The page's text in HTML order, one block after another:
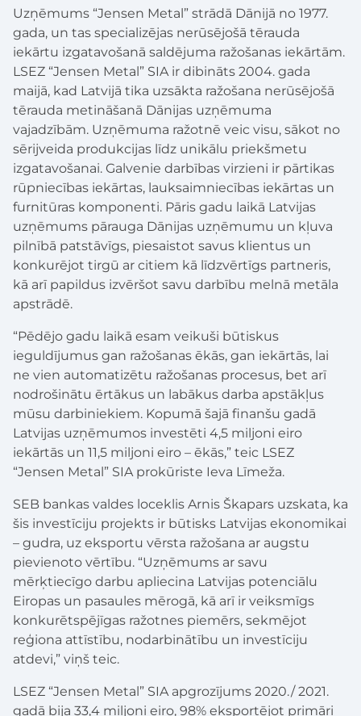
Uzņēmums “Jensen Metal” strādā Dānijā no 1977.
gada, un tas specializējas nerūsējošā tērauda
iekārtu izgatavošanā saldējuma ražošanas iekārtām.
LSEZ “Jensen Metal” SIA ir dibināts 2004. gada
maijā, kad Latvijā tika uzsākta ražošana nerūsējošā
tērauda metināšanā Dānijas uzņēmuma
vajadzībām. Uzņēmuma ražotnē veic visu, sākot no
sērijveida produkcijas līdz unikālu priekšmetu
izgatavošanai. Galvenie darbības virzieni ir pārtikas
rūpniecības iekārtas, lauksaimniecības iekārtas un
furnitūras komponenti. Pāris gadu laikā Latvijas
uzņēmums pārauga Dānijas uzņēmumu un kļuva
pilnībā patstāvīgs, piesaistot savus klientus un
konkurējot tirgū ar citiem kā līdzvērtīgs partneris,
kā arī papildus izvēršot savu darbību melnā metāla
apstrādē.
“Pēdējo gadu laikā esam veikuši būtiskus
ieguldījumus gan ražošanas ēkās, gan iekārtās, lai
ne vien automatizētu ražošanas procesus, bet arī
nodrošinātu ērtākus un labākus darba apstākļus
mūsu darbiniekiem. Kopumā šajā finanšu gadā
Latvijas uzņēmumos investēti 4,5 miljoni eiro
iekārtās un 11,5 miljoni eiro – ēkās,” teic LSEZ
“Jensen Metal” SIA prokūriste Ieva Līmeža.
SEB bankas valdes loceklis Arnis Škapars uzskata, ka
šis investīciju projekts ir būtisks Latvijas ekonomikai
– gudra, uz eksportu vērsta ražošana ar augstu
pievienoto vērtību. “Uzņēmums ar savu
mērķtiecīgo darbu apliecina Latvijas potenciālu
Eiropas un pasaules mērogā, kā arī ir veiksmīgs
konkurētspējīgas ražotnes piemērs, sekmējot
reģiona attīstību, nodarbinātību un investīciju
atdevi,” viņš teic.
LSEZ “Jensen Metal” SIA apgrozījums 2020./ 2021.
gadā bija 33,4 miljoni eiro, 98% eksportējot primāri